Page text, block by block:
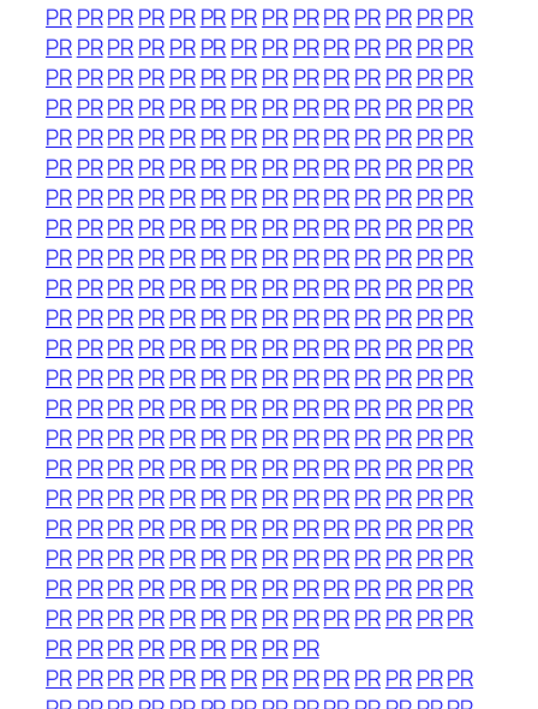
PRPRPRPRPR PRPRPRPRPRPRPR PRPR
PRPRPRPRPR PRPRPRPRPRPRPR PRPR
PRPRPRPRPR PRPRPRPRPRPRPR PRPR
PRPRPRPRPR PRPRPRPRPRPRPR PRPR
PRPRPRPRPR PRPRPRPRPRPRPR PRPR
PRPRPRPRPR PRPRPRPRPRPRPR PRPR
PRPRPRPRPR PRPRPRPRPRPRPR PRPR
PRPRPRPRPR PRPRPRPRPRPRPR PRPR
PRPRPRPRPR PRPRPRPRPRPRPR PRPR
PRPRPRPRPR PRPRPRPRPRPRPR PRPR
PRPRPRPRPR PRPRPRPRPRPRPR PRPR
PRPRPRPRPR PRPRPRPRPRPRPR PRPR
PRPRPRPRPR PRPRPRPRPRPRPR PRPR
PRPRPRPRPR PRPRPRPRPRPRPR PRPR
PRPRPRPRPR PRPRPRPRPRPRPR PRPR
PRPRPRPRPR PRPRPRPRPRPRPR PRPR
PRPRPRPRPR PRPRPRPRPRPRPR PRPR
PRPRPRPRPR PRPRPRPRPRPRPR PRPR
PRPRPRPRPR PRPRPRPRPRPRPR PRPR
PRPRPRPRPR PRPRPRPRPRPRPR PRPR
PRPRPRPRPR PRPRPRPRPRPRPR PRPR
PRPRPRPRPR PRPRPRPR
PRPRPRPRPR PRPRPRPRPRPRPR PRPR